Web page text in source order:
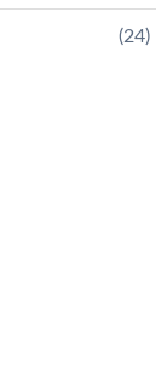
(24)